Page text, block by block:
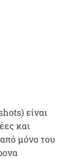
είναι
και
μόνο του